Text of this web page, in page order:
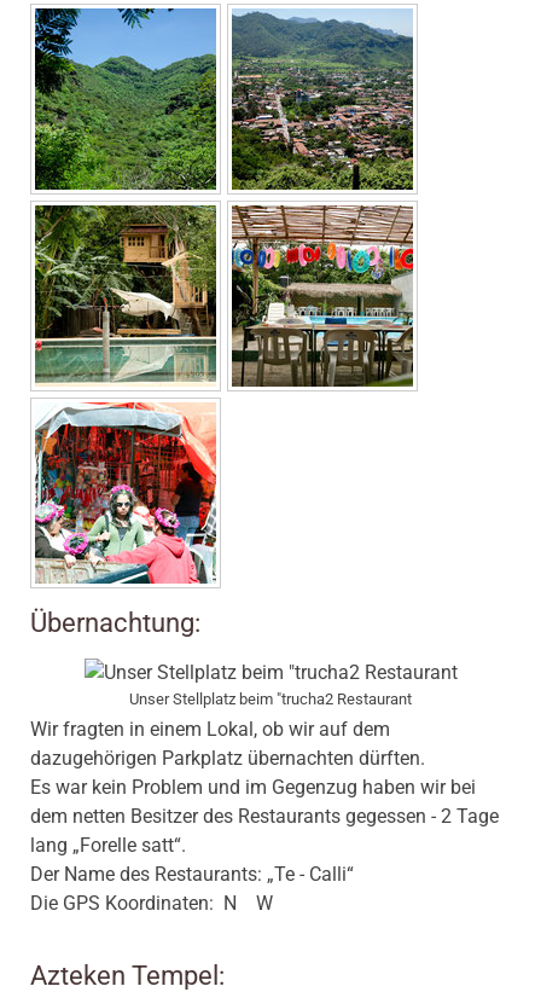
Übernachtung:
Unser Stellplatz beim "trucha2 Restaurant
Wir fragten in einem Lokal, ob wir auf dem
dazugehörigen Parkplatz übernachten dürften.
Es war kein Problem und im Gegenzug haben wir bei
dem netten Besitzer des Restaurants gegessen - 2 Tage
lang „Forelle satt“.
Der Name des Restaurants: „Te - Calli“
Die GPS Koordinaten: N W
Azteken Tempel: